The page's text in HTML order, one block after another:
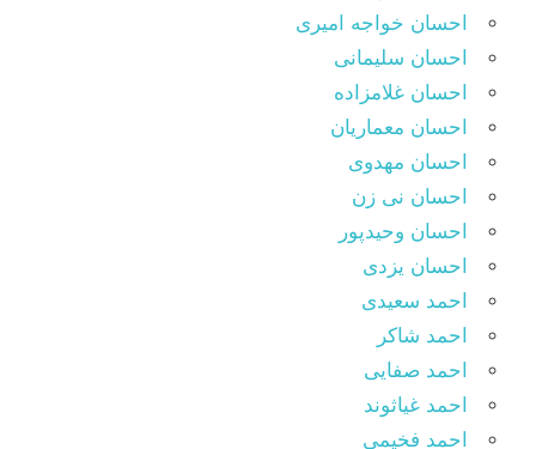
احسان خواجه امیری
احسان سلیمانی
احسان غلامزاده
احسان معماریان
احسان مهدوی
احسان نی زن
احسان وحیدپور
احسان یزدی
احمد سعیدی
احمد شاکر
احمد صفایی
احمد غیاثوند
احمد فخیمی